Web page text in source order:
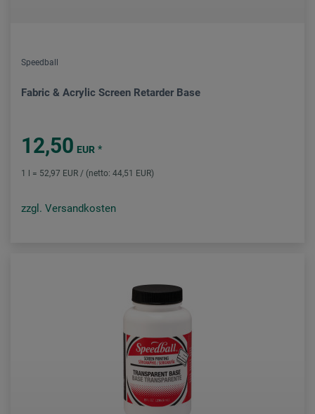
Speedball
Fabric & Acrylic Screen Retarder Base
12,50 EUR *
1 l = 52,97 EUR / (netto: 44,51 EUR)
zzgl. Versandkosten